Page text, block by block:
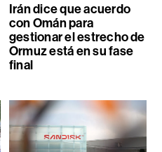
Irán dice que acuerdo
con Omán para
gestionar el estrecho de
Ormuz está en su fase
final